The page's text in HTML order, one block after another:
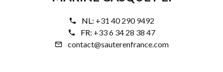
NL: +31 40 290 9492
FR: +33 6 34 28 38 47
contact@sauterenfrance.com